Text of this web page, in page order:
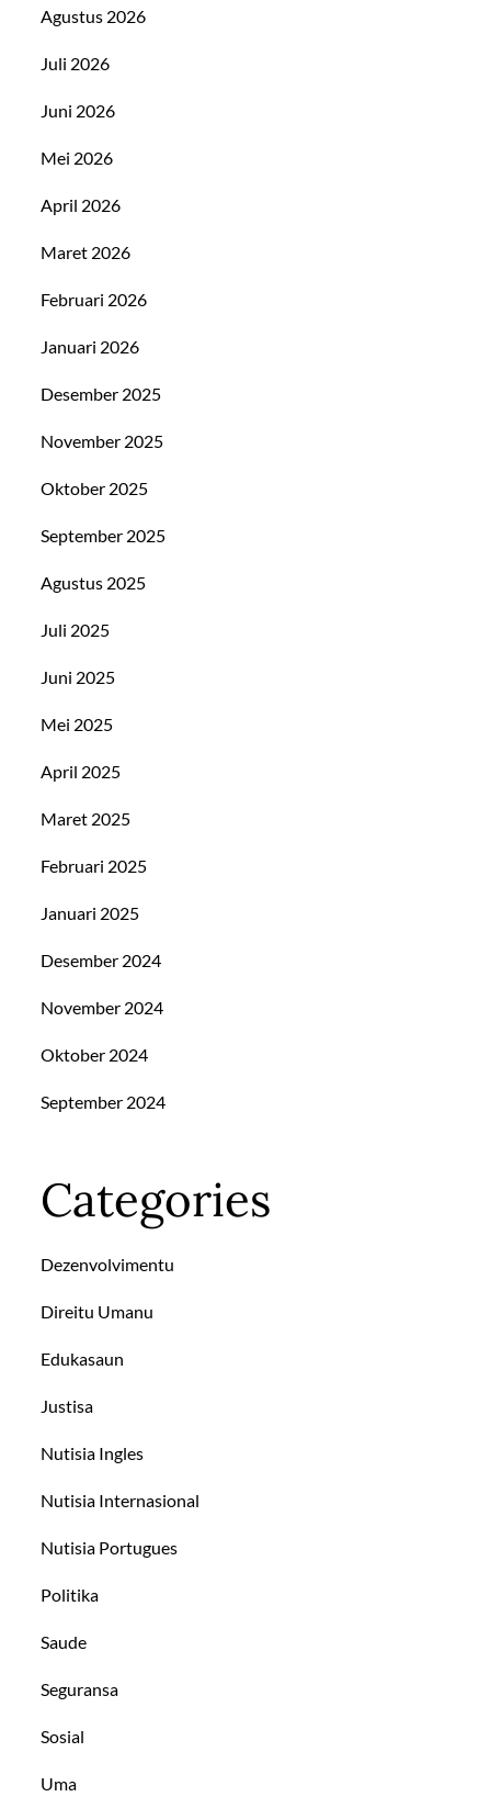
Agustus 2026
Juli 2026
Juni 2026
Mei 2026
April 2026
Maret 2026
Februari 2026
Januari 2026
Desember 2025
November 2025
Oktober 2025
September 2025
Agustus 2025
Juli 2025
Juni 2025
Mei 2025
April 2025
Maret 2025
Februari 2025
Januari 2025
Desember 2024
November 2024
Oktober 2024
September 2024
Categories
Dezenvolvimentu
Direitu Umanu
Edukasaun
Justisa
Nutisia Ingles
Nutisia Internasional
Nutisia Portugues
Politika
Saude
Seguransa
Sosial
Uma